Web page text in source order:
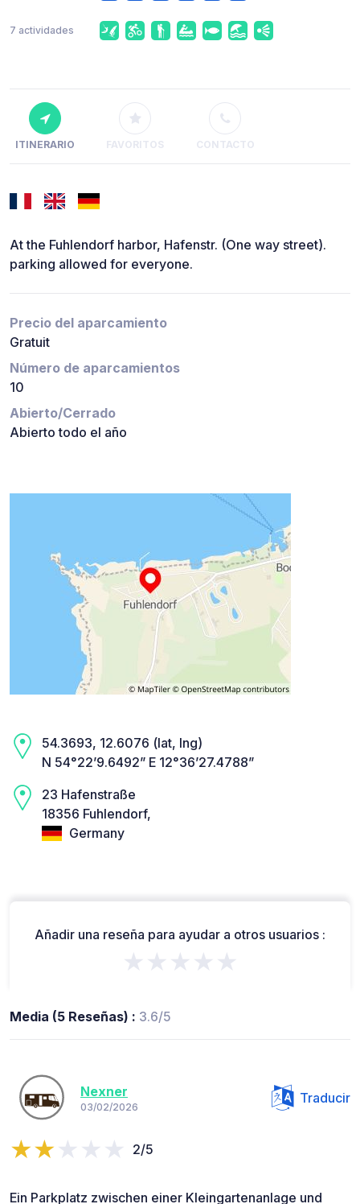
7 actividades
ITINERARIO FAVORITOS CONTACTO
At the Fuhlendorf harbor, Hafenstr. (One way street).
parking allowed for everyone.
Precio del aparcamiento
Gratuit
Número de aparcamientos
10
Abierto/Cerrado
Abierto todo el año
54.3693, 12.6076 (lat, lng)
N 54°22’9.6492” E 12°36’27.4788”
23 Hafenstraße
18356 Fuhlendorf,
Germany
Añadir una reseña para ayudar a otros usuarios :
★★★★★
Media (5 Reseñas) : 3.6/5
Nexner
03/02/2026
Traducir
2/5
Ein Parkplatz zwischen einer Kleingartenanlage und